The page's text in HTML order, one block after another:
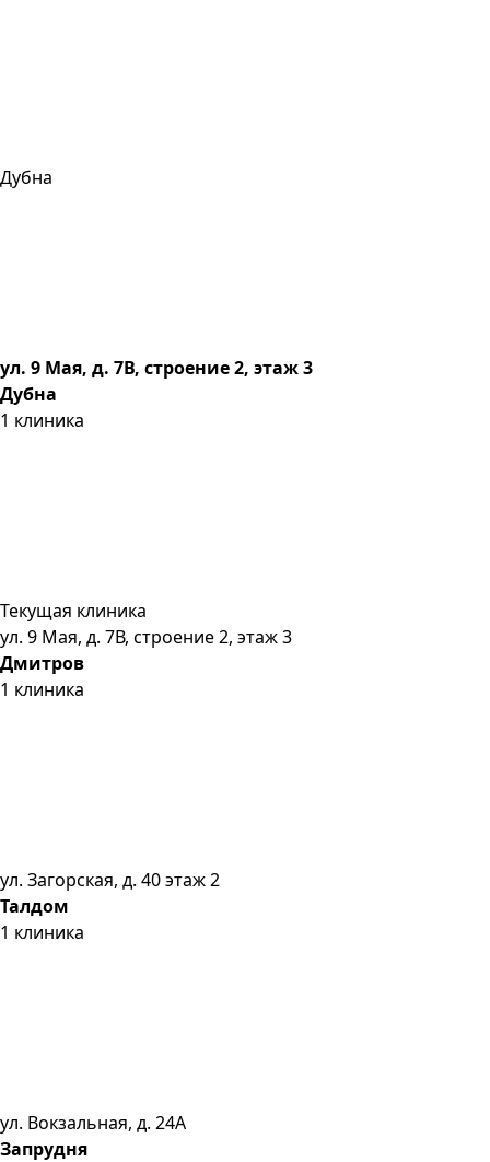
Дубна
ул. 9 Мая, д. 7В, строение 2, этаж 3
Дубна
1 клиника
Текущая клиника
ул. 9 Мая, д. 7В, строение 2, этаж 3
Дмитров
1 клиника
ул. Загорская, д. 40 этаж 2
Талдом
1 клиника
ул. Вокзальная, д. 24А
Запрудня